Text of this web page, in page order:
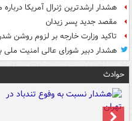
هشدار ارشدترین ژنرال آمریکا
مقصد جدید پسر زیدان
تاکید وزارت خارجه بر لزوم روشن
هشدار دبیر شورای عالی امنیت ملی
حوادث